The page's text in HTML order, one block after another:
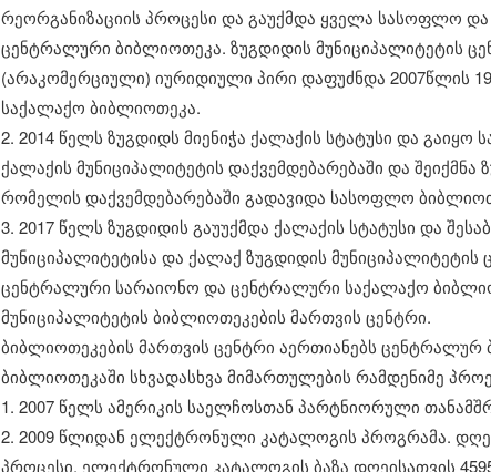
რეორგანიზაციის პროცესი და გაუქმდა ყველა
ცენტრალური ბიბლიოთეკა. ზუგდიდის მუნიციპალიტეტის
(არაკომერციული) იურიდიული პირი დაფუძნდა 2007წლის
საქალაქო ბიბლიოთეკა.
2. 2014 წელს ზუგდიდს მიენიჭა ქალაქის სტატუსი და
ქალაქის მუნიციპალიტეტის დაქვემდებარებაში და
რომელის დაქვემდებარებაში გადავიდა სასოფლო
3. 2017 წელს ზუგდიდის გაუუქმდა ქალაქის სტატუსი და
მუნიციპალიტეტისა და ქალაქ ზუგდიდის
ცენტრალური სარაიონო და ცენტრალური საქალაქო
მუნიციპალიტეტის ბიბლიოთეკების მართვის ცენტრი.
​ბიბლიოთეკების მართვის ცენტრი აერთიანებს
​ბიბლიოთეკაში სხვადასხვა მიმართულების რამდენიმე
1. 2007 წელს ამერიკის საელჩოსთან პარტნიორული
2. 2009 წლიდან ელექტრონული კატალოგის პროგრამა.
პროცესი, ელექტრონული კატალოგის ბაზა დღეისათვის